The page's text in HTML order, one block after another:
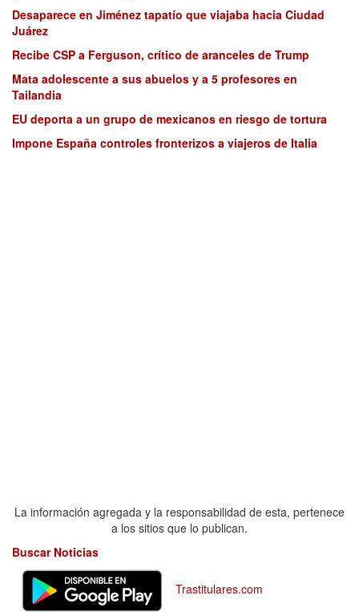
Desaparece en Jiménez tapatío que viajaba hacia Ciudad
Juárez
Recibe CSP a Ferguson, crítico de aranceles de Trump
Mata adolescente a sus abuelos y a 5 profesores en
Tailandia
EU deporta a un grupo de mexicanos en riesgo de tortura
Impone España controles fronterizos a viajeros de Italia
La información agregada y la responsabilidad de esta, pertenece
a los sitios que lo publican.
Buscar Noticias
Trastitulares.com